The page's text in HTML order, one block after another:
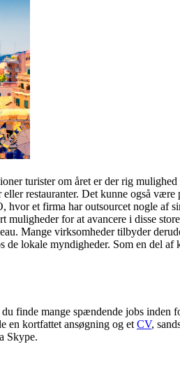
turister om året er der rig
restauranter. Det kunne også
et firma har outsourcet nogle af
for at avancere i disse
Mange virksomheder tilbyder
lokale myndigheder. Som en del
finde mange spændende jobs inden
en kortfattet ansøgning og et CV,
Skype.